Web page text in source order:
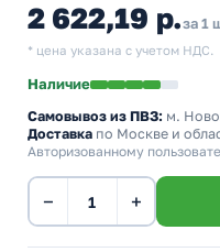
2 622,19 р.за 1
* цена указана с учетом НДС.
Наличие
Самовывоз из ПВЗ: м.
Доставка по Москве и
Авторизованному
− +